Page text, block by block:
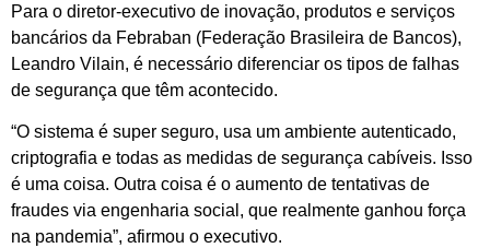
Para o diretor-executivo de inovação, produtos e serviços
bancários da Febraban (Federação Brasileira de Bancos),
Leandro Vilain, é necessário diferenciar os tipos de falhas
de segurança que têm acontecido.
“O sistema é super seguro, usa um ambiente autenticado,
criptografia e todas as medidas de segurança cabíveis. Isso
é uma coisa. Outra coisa é o aumento de tentativas de
fraudes via engenharia social, que realmente ganhou força
na pandemia”, afirmou o executivo.